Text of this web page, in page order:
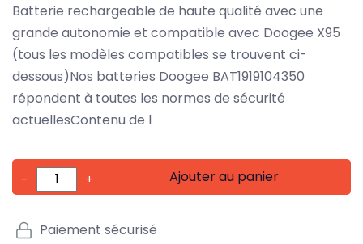
Batterie rechargeable de haute qualité avec une
grande autonomie et compatible avec Doogee X95
(tous les modèles compatibles se trouvent ci-
dessous)Nos batteries Doogee BAT1919104350
répondent à toutes les normes de sécurité
actuellesContenu de l
- + Ajouter au panier
Paiement sécurisé